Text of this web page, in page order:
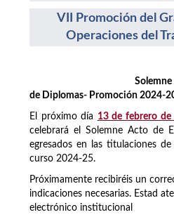
VII Promoción del
Operaciones del
Solemne Acto
de Diplomas- Promoción 2024-
El próximo día 13 de febrero de
celebrará el Solemne Acto de
egresados en las titulaciones
curso 2024-25.
Próximamente recibiréis un
indicaciones necesarias. Estad
electrónico institucional